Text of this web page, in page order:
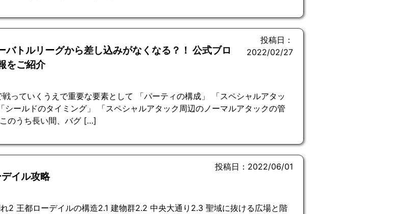
バトルリーグから差し込みがなくなる？！ 公式ブロ
をご紹介
投稿日：
2022/02/27
っていくうえで重要な要素として 「パーティの構成」 「スペシャルアタッ
シールドのタイミング」 「スペシャルアタック周辺のノーマルアタックの管
のうち長い間、バグ […]
イル攻略
投稿日：2022/06/01
2 王都ローデイルの構造2.1 建物群2.2 中央大通り2.3 聖域に抜ける広場と階